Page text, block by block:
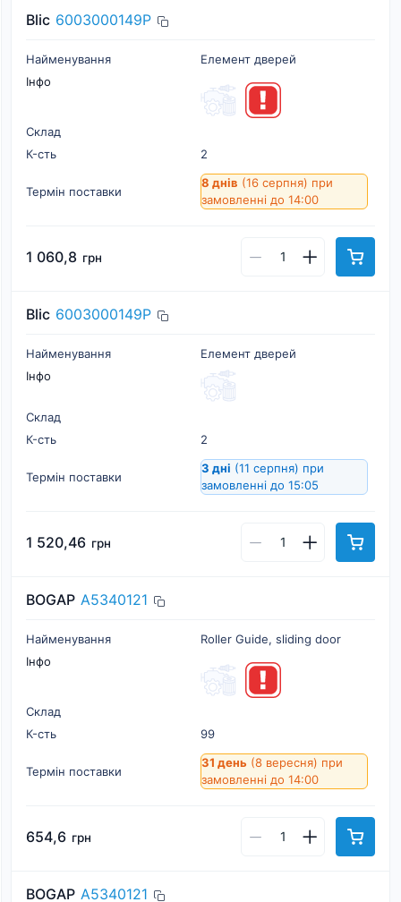
Blic 6003000149P
Найменування
Елемент дверей
Інфо
Склад
К-cть
2
Термін поставки
8 днів (16 серпня) при
замовленні до 14:00
1 060,8 грн
Blic 6003000149P
Найменування
Елемент дверей
Інфо
Склад
К-cть
2
Термін поставки
3 дні (11 серпня) при
замовленні до 15:05
1 520,46 грн
BOGAP A5340121
Найменування
Roller Guide, sliding door
Інфо
Склад
К-cть
99
Термін поставки
31 день (8 вересня) при
замовленні до 14:00
654,6 грн
BOGAP A5340121